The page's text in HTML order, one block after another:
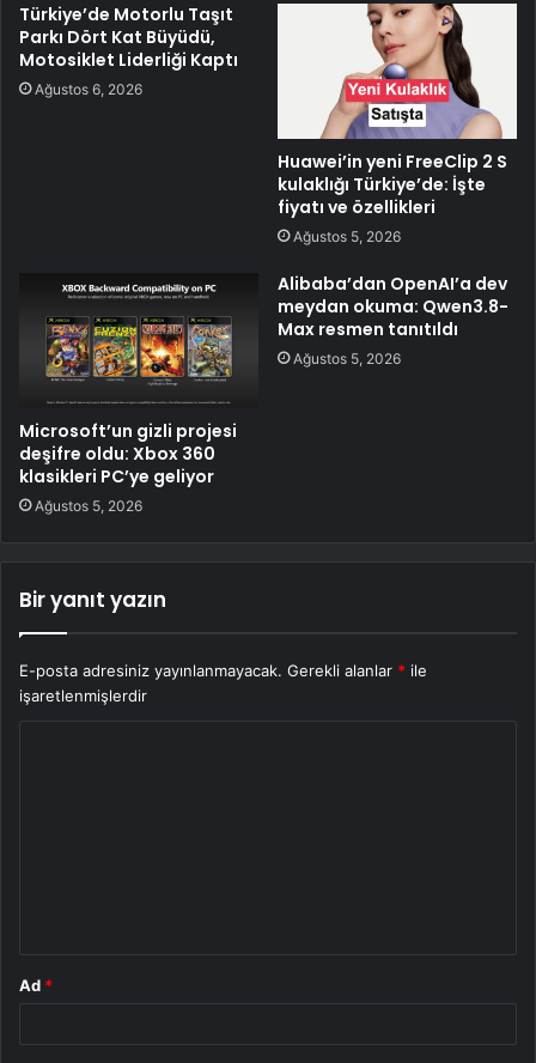
Türkiye’de Motorlu Taşıt
Parkı Dört Kat Büyüdü,
Motosiklet Liderliği Kaptı
Ağustos 6, 2026
Huawei’in yeni FreeClip 2 S
kulaklığı Türkiye’de: İşte
fiyatı ve özellikleri
Ağustos 5, 2026
Microsoft’un gizli projesi
deşifre oldu: Xbox 360
klasikleri PC’ye geliyor
Ağustos 5, 2026
Alibaba’dan OpenAI’a dev
meydan okuma: Qwen3.8-
Max resmen tanıtıldı
Ağustos 5, 2026
Bir yanıt yazın
E-posta adresiniz yayınlanmayacak. Gerekli alanlar * ile
işaretlenmişlerdir
Ad *